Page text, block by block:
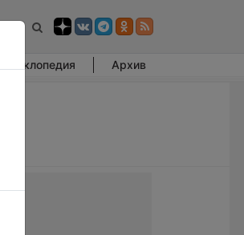
Энциклопедия Архив